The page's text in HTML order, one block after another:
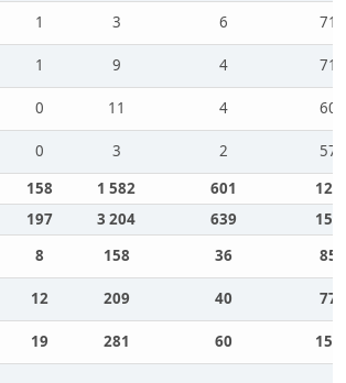
1 3 6
71
1 9 4
71
0 11 4
60
0 3 2
57
158 1 582 601
123
197 3 204 639
156
8 158 36
85
12 209 40
77
19 281 60 156